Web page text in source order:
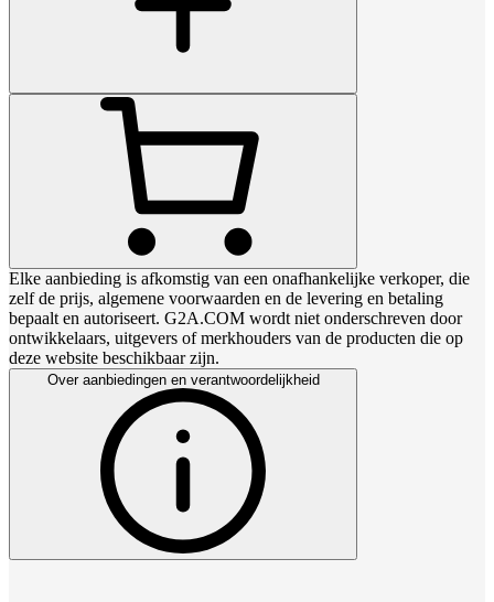
Elke aanbieding is afkomstig van een onafhankelijke verkoper, die
zelf de prijs, algemene voorwaarden en de levering en betaling
bepaalt en autoriseert. G2A.COM wordt niet onderschreven door
ontwikkelaars, uitgevers of merkhouders van de producten die op
deze website beschikbaar zijn.
Over aanbiedingen en verantwoordelijkheid